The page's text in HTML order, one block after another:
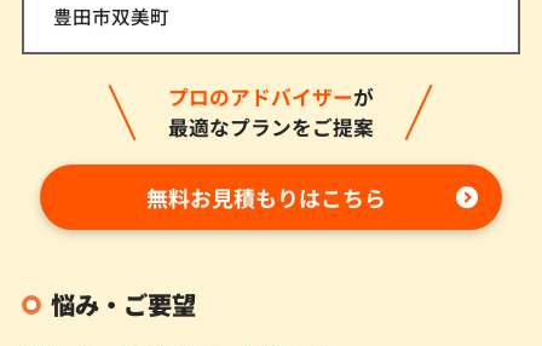
豊田市双美町
プロのアドバイザーが
最適なプランをご提案
無料お見積もりはこちら
悩み・ご要望